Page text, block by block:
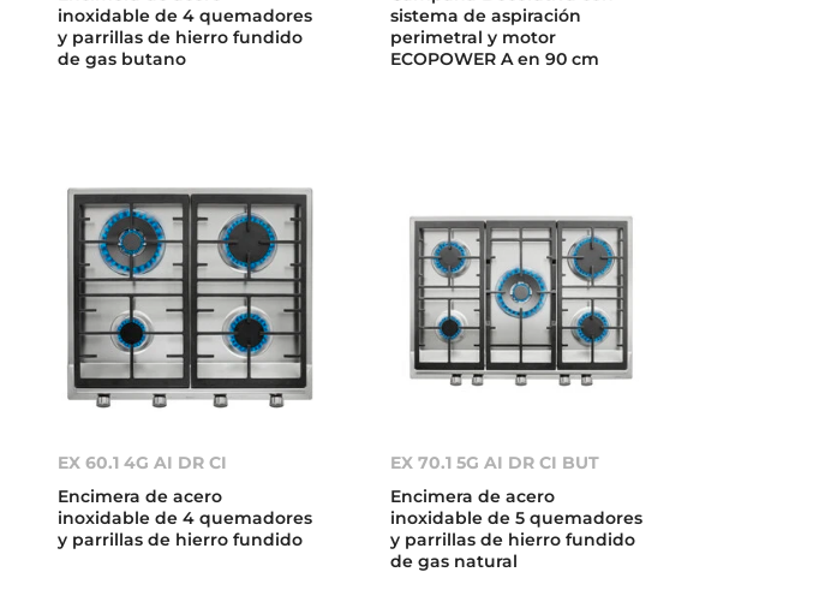
inoxidable de 4 quemadores
y parrillas de hierro fundido
de gas butano
sistema de aspiración
perimetral y motor
ECOPOWER A en 90 cm
EX 60.1 4G AI DR CI
Encimera de acero
inoxidable de 4 quemadores
y parrillas de hierro fundido
EX 70.1 5G AI DR CI BUT
Encimera de acero
inoxidable de 5 quemadores
y parrillas de hierro fundido
de gas natural